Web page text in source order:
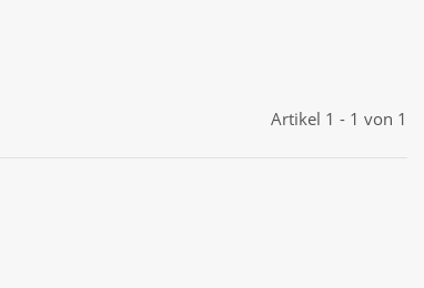
Artikel 1 - 1 von 1